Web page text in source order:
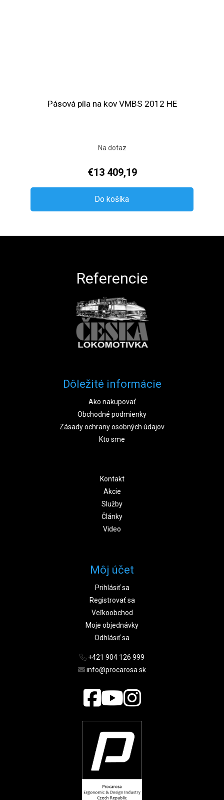
Pásová píla na kov VMBS 2012 HE
Na dotaz
€13 409,19
Do košíka
Referencie
Dôležité informácie
Ako nakupovať
Obchodné podmienky
Zásady ochrany osobných údajov
Kto sme
Kontakt
Akcie
Služby
Články
Video
Môj účet
Prihlásiť sa
Registrovať sa
Veľkoobchod
Moje objednávky
Odhlásiť sa
+421 904 126 999
info@procarosa.sk